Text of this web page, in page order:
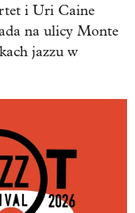
i Uri Caine
na ulicy Monte
jazzu w